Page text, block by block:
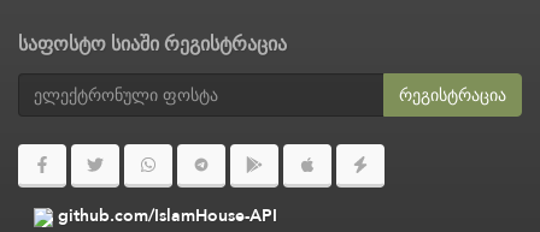
საფოსტო სიაში რეგისტრაცია
რეგისტრაცია
github.com/IslamHouse-API